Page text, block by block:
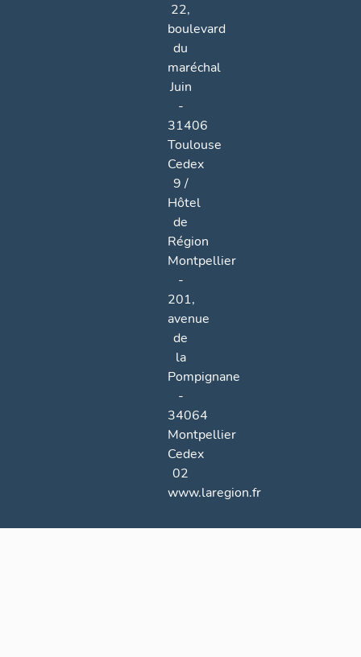
22,
boulevard
du
maréchal
Juin
-
31406
Toulouse
Cedex
9 /
Hôtel
de
Région
Montpellier
-
201,
avenue
de
la
Pompignane
-
34064
Montpellier
Cedex
02
www.laregion.fr